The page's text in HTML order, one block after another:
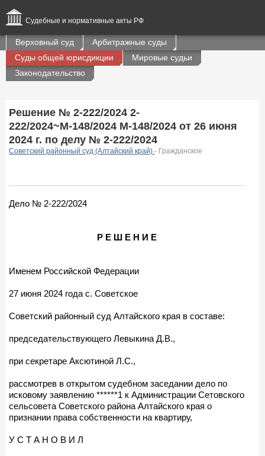
Судебные и нормативные акты РФ
Верховный суд
Арбитражные суды
Суды общей юрисдикции
Мировые судьи
Законодательство
Решение № 2-222/2024 2-
222/2024~М-148/2024 М-148/2024 от 26 июня
2024 г. по делу № 2-222/2024
Советский районный суд (Алтайский край) - Гражданское
Дело № 2-222/2024
Р Е Ш Е Н И Е
Именем Российской Федерации
27 июня 2024 года с. Советское
Советский районный суд Алтайского края в составе:
председательствующего Левыкина Д.В.,
при секретаре Аксютиной Л.С.,
рассмотрев в открытом судебном заседании дело по
исковому заявлению ******1 к Администрации Сетовского
сельсовета Советского района Алтайского края о
признании права собственности на квартиру,
У С Т А Н О В И Л